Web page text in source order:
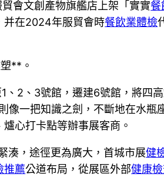
會文創產物旗艦店上架「實實餐
并在2024年服貿會時餐飲業體檢
**。
、2、3號館，遷建6號館，將四
像一把知識之劍，不斷地在水
心打卡點等辦事展客商。
湊，途徑更為廣大，首城市展健
推薦公道布局，從展區外部健康